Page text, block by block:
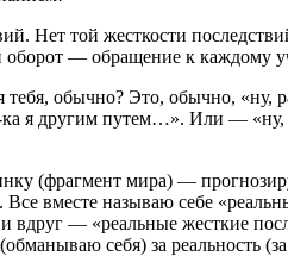
Нет той жесткости
оборот — обращение к каждому
тебя, обычно? Это, обычно, «ну,
я другим путем…». Или — «ну,
(фрагмент мира) —
вместе называю себе
— «реальные жесткие
себя) за реальность